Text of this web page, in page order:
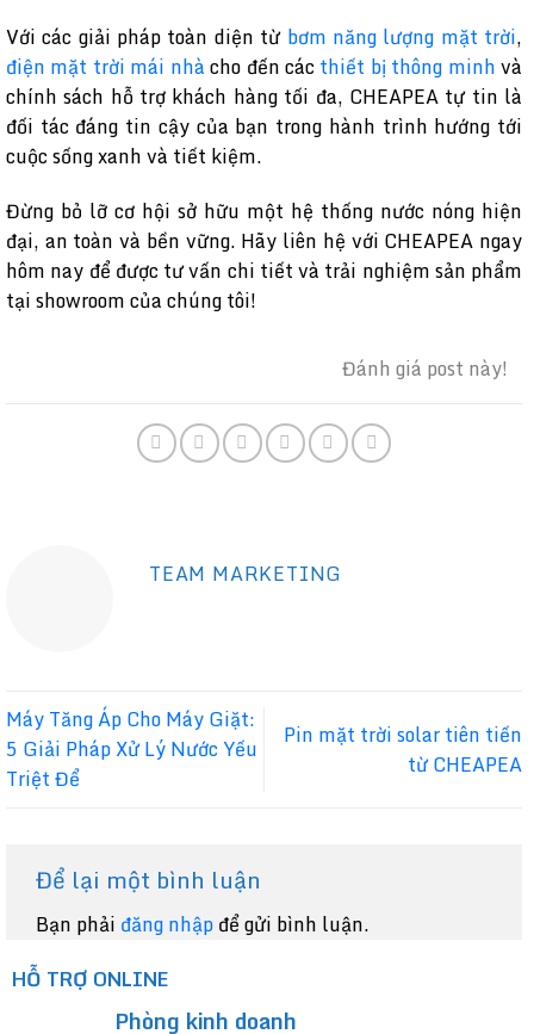
Với các giải pháp toàn diện từ bơm năng lượng mặt trời,
điện mặt trời mái nhàcho đến các thiết bị thông minhvà
chính sách hỗ trợ khách hàng tối đa, CHEAPEA tự tin là
đối tác đáng tin cậy của bạn trong hành trình hướng tới
cuộc sống xanh và tiết kiệm.
Đừng bỏ lỡ cơ hội sở hữu một hệ thống nước nóng hiện
đại, an toàn và bền vững. Hãy liên hệ với CHEAPEA ngay
hôm nay để được tư vấn chi tiết và trải nghiệm sản phẩm
tại showroom của chúng tôi!
Đánh giá post này!
TEAM MARKETING
Máy Tăng Áp Cho Máy Giặt:
5 Giải Pháp Xử Lý Nước Yếu
Triệt Để
Pin mặt trời solar tiên tiến
từ CHEAPEA
Để lại một bình luận
Bạn phải đăng nhậpđể gửi bình luận.
HỖ TRỢ ONLINE
Phòng kinh doanh